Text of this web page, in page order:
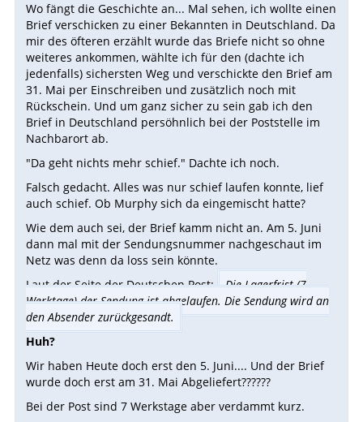
Wo fängt die Geschichte an... Mal sehen, ich wollte einen
Brief verschicken zu einer Bekannten in Deutschland. Da
mir des öfteren erzählt wurde das Briefe nicht so ohne
weiteres ankommen, wählte ich für den (dachte ich
jedenfalls) sichersten Weg und verschickte den Brief am
31. Mai per Einschreiben und zusätzlich noch mit
Rückschein. Und um ganz sicher zu sein gab ich den
Brief in Deutschland persöhnlich bei der Poststelle im
Nachbarort ab.
"Da geht nichts mehr schief." Dachte ich noch.
Falsch gedacht. Alles was nur schief laufen konnte, lief
auch schief. Ob Murphy sich da eingemischt hatte?
Wie dem auch sei, der Brief kamm nicht an. Am 5. Juni
dann mal mit der Sendungsnummer nachgeschaut im
Netz was denn da loss sein könnte.
Laut der Seite der Deutschen Post: Die Lagerfrist (7
Werktage) der Sendung ist abgelaufen. Die Sendung wird an
den Absender zurückgesandt.
Huh?
Wir haben Heute doch erst den 5. Juni.... Und der Brief
wurde doch erst am 31. Mai Abgeliefert??????
Bei der Post sind 7 Werkstage aber verdammt kurz.